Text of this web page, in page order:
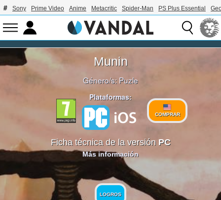
Sony Prime Video Anime Metacritic Spider-Man PS Plus Essential
Munin
Género/s: Puzle
Plataformas:
COMPRAR
Ficha técnica de la versión PC
Más información
LOGROS